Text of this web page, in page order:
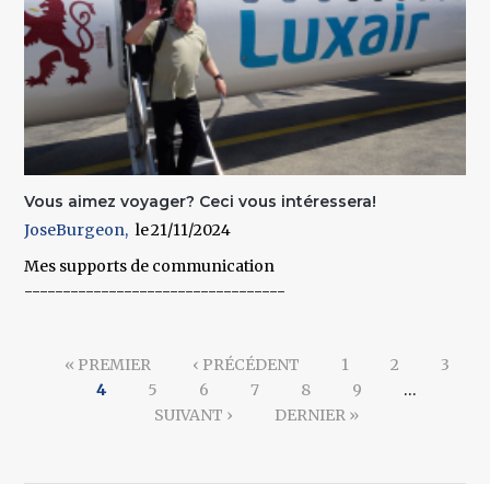
Vous aimez voyager? Ceci vous intéressera!
JoseBurgeon
21/11/2024
Mes supports de communication
----------------------------------
« PREMIER ‹ PRÉCÉDENT 1 2
3
4
5 6 7 8 9
…
SUIVANT ›
DERNIER »